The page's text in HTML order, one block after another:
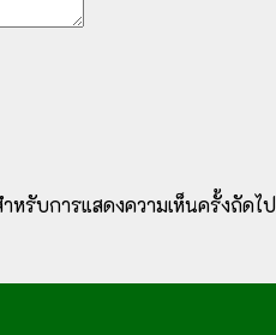
หรับการแสดงความเห็นครั้งถัดไป